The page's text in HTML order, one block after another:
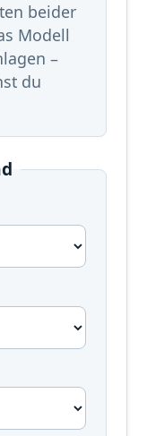
beider
Modell
–
du